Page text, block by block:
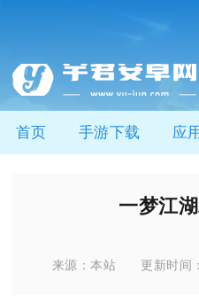
首页 手游下载 应
一梦江
来源：本站 更新时